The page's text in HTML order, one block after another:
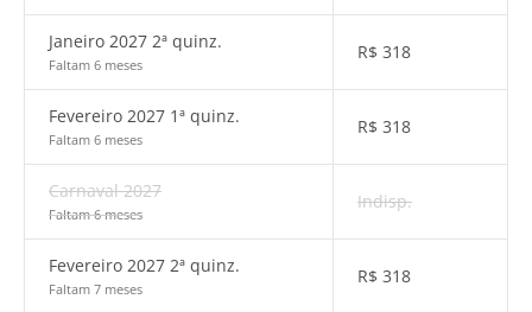
Janeiro 2027 2ª quinz.
Faltam 6 meses
R$ 318
Fevereiro 2027 1ª quinz.
Faltam 6 meses
R$ 318
Carnaval 2027
Faltam 6 meses
Indisp.
Fevereiro 2027 2ª quinz.
Faltam 7 meses
R$ 318